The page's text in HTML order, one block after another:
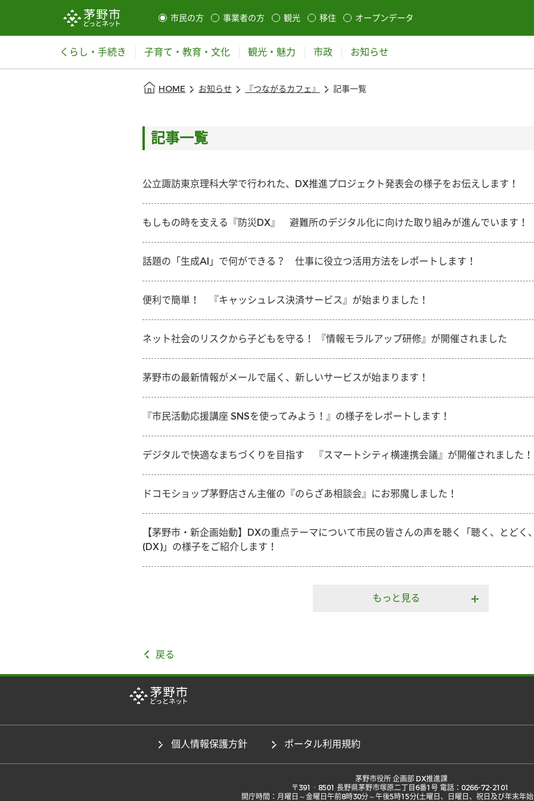
選択すると利用者の切替が発生します
市民の方 事業者の方 観光 移住 オープンデータ
くらし・手続き 子育て・教育・文化 観光・魅力 市政
お知らせ
HOME お知らせ 『つながるカフェ』 記事一覧
記事一覧
公立諏訪東京理科大学で行われた、DX推進プロジェクト発表会の様子をお伝えします！
もしもの時を支える『防災DX』 避難所のデジタル化に向けた取り組みが進んでいます！
話題の「生成AI」で何ができる？ 仕事に役立つ活用方法をレポートします！
便利で簡単！ 『キャッシュレス決済サービス』が始まりました！
ネット社会のリスクから子どもを守る！ 『情報モラルアップ研修』が開催されました
茅野市の最新情報がメールで届く、新しいサービスが始まります！
『市民活動応援講座 SNSを使ってみよう！』の様子をレポートします！
デジタルで快適なまちづくりを目指す 『スマートシティ横連携会議』が開催されました！
ドコモショップ茅野店さん主催の『のらざあ相談会』にお邪魔しました！
【茅野市・新企画始動】DXの重点テーマについて市民の皆さんの声を聴く「聴く、とどく
(DX)」の様子をご紹介します！
もっと見る
戻る
個人情報保護方針 ポータル利用規約
〒391‐8501 長野県茅野市塚原二丁目6番1号 電話：0266-72-2101
開庁時間：月曜日～金曜日午前8時30分～午後5時15分(土曜日、日曜日、祝日及び年末年